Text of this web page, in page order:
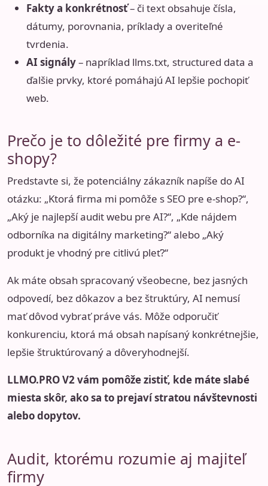
Fakty a konkrétnosť– či text obsahuje čísla,
dátumy, porovnania, príklady a overiteľné
tvrdenia.
AI signály– napríklad llms.txt, structured data a
ďalšie prvky, ktoré pomáhajú AI lepšie pochopiť
web.
Prečo je to dôležité pre firmy a e-
shopy?
Predstavte si, že potenciálny zákazník napíše do AI
otázku: „Ktorá firma mi pomôže s SEO pre e-shop?“,
„Aký je najlepší audit webu pre AI?“, „Kde nájdem
odborníka na digitálny marketing?“ alebo „Aký
produkt je vhodný pre citlivú pleť?“
Ak máte obsah spracovaný všeobecne, bez jasných
odpovedí, bez dôkazov a bez štruktúry, AI nemusí
mať dôvod vybrať práve vás. Môže odporučiť
konkurenciu, ktorá má obsah napísaný konkrétnejšie,
lepšie štruktúrovaný a dôveryhodnejší.
LLMO.PRO V2 vám pomôže zistiť, kde máte slabé
miesta skôr, ako sa to prejaví stratou návštevnosti
alebo dopytov.
Audit, ktorému rozumie aj majiteľ
firmy